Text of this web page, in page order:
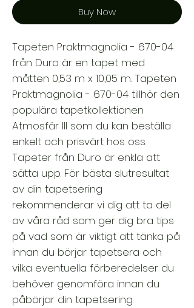
Buy Now
Tapeten Praktmagnolia - 670-04
från Duro är en tapet med
måtten 0,53 m x 10,05 m. Tapeten
Praktmagnolia - 670-04 tillhör den
populära tapetkollektionen
Atmosfär III som du kan beställa
enkelt och prisvärt hos oss.
Tapeter från Duro är enkla att
sätta upp. För bästa slutresultat
av din tapetsering
rekommenderar vi dig att ta del
av våra råd som ger dig bra tips
på vad som är viktigt att tänka på
innan du börjar tapetsera och
vilka eventuella förberedelser du
behöver genomföra innan du
påbörjar din tapetsering.